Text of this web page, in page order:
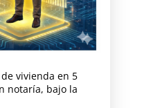
vivienda en 5
notaría, bajo la